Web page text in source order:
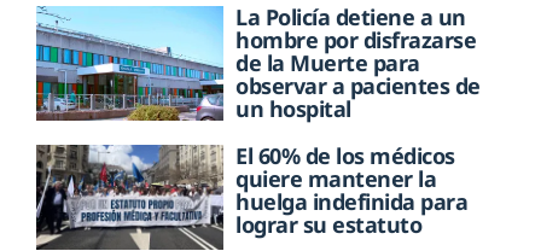
La Policía detiene a un
hombre por disfrazarse
de la Muerte para
observar a pacientes de
un hospital
El 60% de los médicos
quiere mantener la
huelga indefinida para
lograr su estatuto